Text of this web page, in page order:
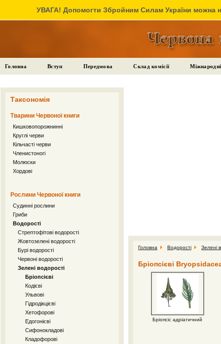
УВАГА! Допомогти Збройним Силам України можна
Головна Вступ Передмова Склад комісії
Таксономія
Тварини Червоної книги
Кишковопорожнинні
Круглі черви
Кільчасті черви
Членистоногі
Молюски
Хордові
Рослини Червоної книги
Судинні рослини
Гриби
Водорості
Стрептофітові водорості
Жовтозелені водорості
Бурі водорості
Червоні водорості
Зелені водорості
Бріопсієві
Кодієві
Ульвові
Гідродікцієві
Хетофорові
Едогонієві
Сифонокладові
Кладофорові
Головна Водорості Зелені
Бріопсієві
Бріопсіс адріатичний